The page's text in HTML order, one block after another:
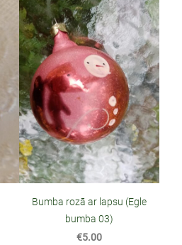
Bumba rozā ar lapsu (Egle
bumba 03)
€5.00